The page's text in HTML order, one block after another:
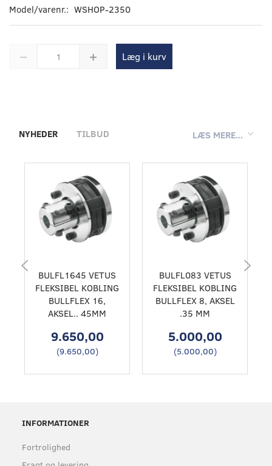
Model/varenr.: WSHOP-2350
Læg i kurv
LÆS MERE...
NYHEDER TILBUD
BULFL1645 VETUS
FLEKSIBEL KOBLING
BULLFLEX 16,
AKSEL.. 45MM
9.650,00
(9.650,00)
BULFL083 VETUS
FLEKSIBEL KOBLING
BULLFLEX 8, AKSEL
.35 MM
5.000,00
(5.000,00)
INFORMATIONER
Fortrolighed